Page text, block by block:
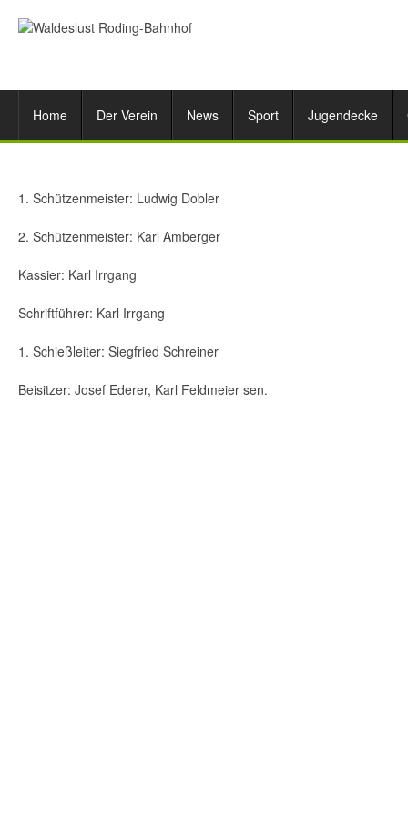
Home Der Verein News Sport Jugendecke
1. Schützenmeister: Ludwig Dobler
2. Schützenmeister: Karl Amberger
Kassier: Karl Irrgang
Schriftführer: Karl Irrgang
1. Schießleiter: Siegfried Schreiner
Beisitzer: Josef Ederer, Karl Feldmeier sen.